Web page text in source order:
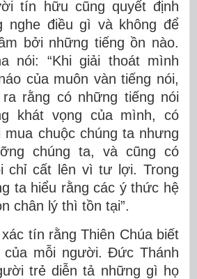
tín hữu cũng quyết định
nghe điều gì và không để
bởi những tiếng ồn nào.
nói: “Khi giải thoát mình
của muôn vàn tiếng nói,
rằng có những tiếng nói
khát vọng của mình, có
mua chuộc chúng ta nhưng
chúng ta, và cũng có
chỉ cất lên vì tư lợi. Trong
ta hiểu rằng các ý thức hệ
chân lý thì tồn tại”.
tín rằng Thiên Chúa biết
mỗi người. Đức Thánh
trẻ diễn tả những gì họ